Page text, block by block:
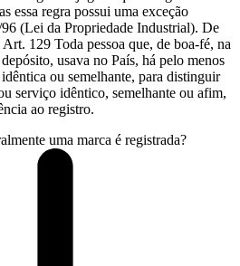
essa regra possui uma exceção
(Lei da Propriedade Industrial). De
129 Toda pessoa que, de boa-fé, na
usava no País, há pelo menos
ou semelhante, para distinguir
serviço idêntico, semelhante ou afim,
ao registro.
uma marca é registrada?